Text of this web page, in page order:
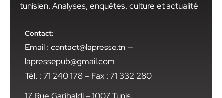
tunisien. Analyses, enquêtes, culture et actualité
Contact:
Email : contact@lapresse.tn —
lapressepub@gmail.com
Tél. : 71 240 178 – Fax : 71 332 280
17 Rue Garibaldi – 1007 Tunis